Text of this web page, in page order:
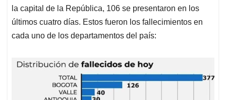
la capital de la República, 106 se presentaron en los
últimos cuatro días. Estos fueron los fallecimientos en
cada uno de los departamentos del país: